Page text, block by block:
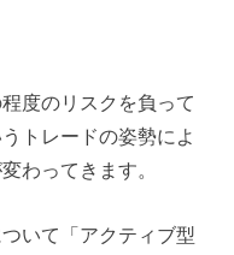
度のリスクを負って
トレードの姿勢によ
わってきます。
いて「アクティブ型